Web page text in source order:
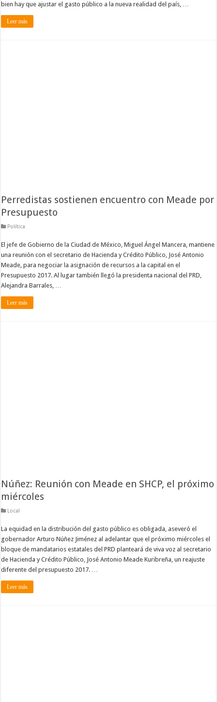
bien hay que ajustar el gasto público a la nueva realidad del país, …
Leer más
Perredistas sostienen encuentro con Meade por
Presupuesto
Política
El jefe de Gobierno de la Ciudad de México, Miguel Ángel Mancera, mantiene
una reunión con el secretario de Hacienda y Crédito Público, José Antonio
Meade, para negociar la asignación de recursos a la capital en el
Presupuesto 2017. Al lugar también llegó la presidenta nacional del PRD,
Alejandra Barrales, …
Leer más
Núñez: Reunión con Meade en SHCP, el próximo
miércoles
Local
La equidad en la distribución del gasto público es obligada, aseveró el
gobernador Arturo Núñez Jiménez al adelantar que el próximo miércoles el
bloque de mandatarios estatales del PRD planteará de viva voz al secretario
de Hacienda y Crédito Público, José Antonio Meade Kuribreña, un reajuste
diferente del presupuesto 2017. …
Leer más